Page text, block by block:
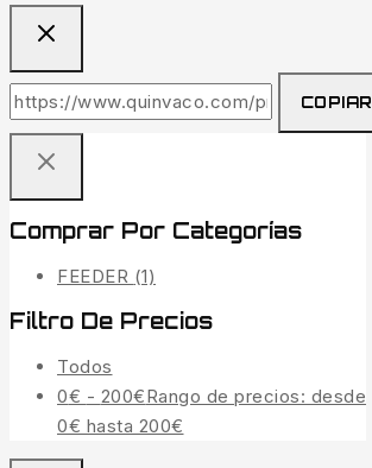
COPIAR
Comprar Por Categorías
FEEDER (1)
Filtro De Precios
Todos
0€ - 200€Rango de precios: desde
0€ hasta 200€